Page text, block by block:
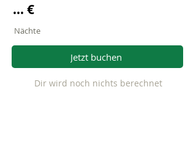
... €
Nächte
Jetzt buchen
Dir wird noch nichts berechnet